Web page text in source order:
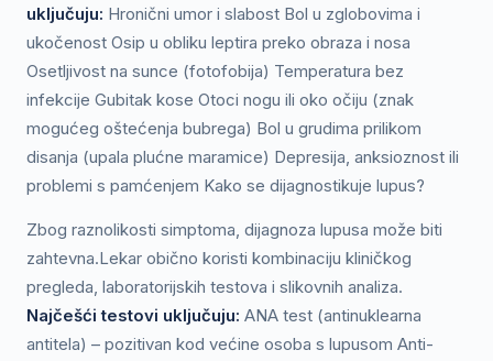
uključuju: Hronični umor i slabost Bol u zglobovima i
ukočenost Osip u obliku leptira preko obraza i nosa
Osetljivost na sunce (fotofobija) Temperatura bez
infekcije Gubitak kose Otoci nogu ili oko očiju (znak
mogućeg oštećenja bubrega) Bol u grudima prilikom
disanja (upala plućne maramice) Depresija, anksioznost ili
problemi s pamćenjem Kako se dijagnostikuje lupus?
Zbog raznolikosti simptoma, dijagnoza lupusa može biti
zahtevna.Lekar obično koristi kombinaciju kliničkog
pregleda, laboratorijskih testova i slikovnih analiza.
Najčešći testovi uključuju: ANA test (antinuklearna
antitela) – pozitivan kod većine osoba s lupusom Anti-